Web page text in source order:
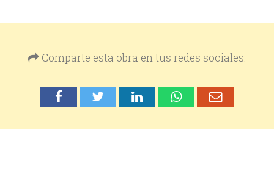
Comparte esta obra en tus redes sociales: